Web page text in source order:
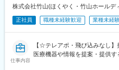
株式会社竹山(ほくやく・竹山ホールデ
正社員 職種未経験歓迎 業種未経
仕事内容
【☆テレアポ・飛び込みなし
医療機器や情報を提案・提供す